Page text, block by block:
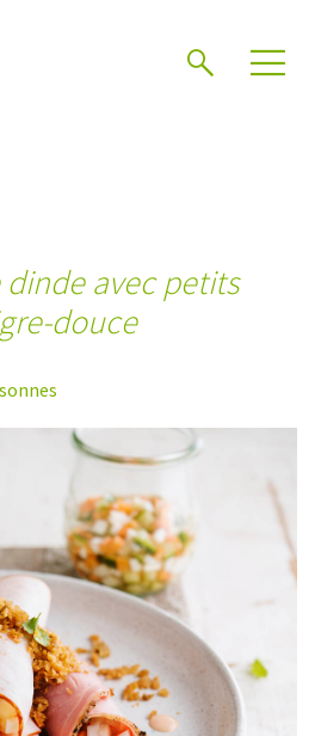
avec petits
douce